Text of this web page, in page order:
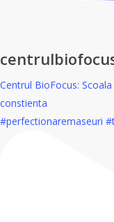
Centrul BioFocus:
constienta
#perfectionaremaseuri